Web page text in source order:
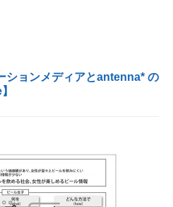
ションメディアとantenna* の